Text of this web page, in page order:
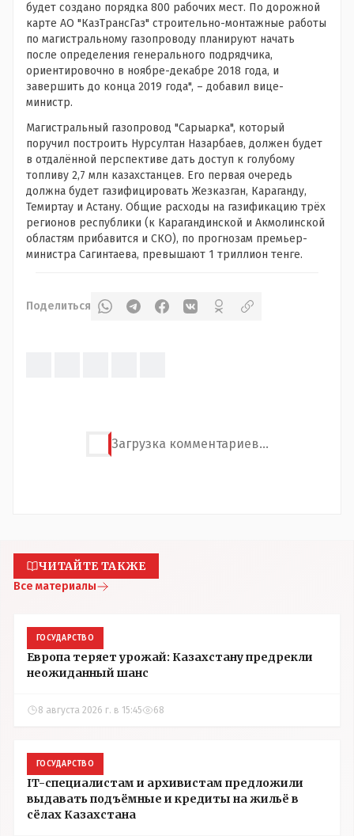
будет создано порядка 800 рабочих мест. По дорожной
карте АО "КазТрансГаз" строительно-монтажные работы
по магистральному газопроводу планируют начать
после определения генерального подрядчика,
ориентировочно в ноябре-декабре 2018 года, и
завершить до конца 2019 года", – добавил вице-
министр.
Магистральный газопровод "Сарыарка", который
поручил построить Нурсултан Назарбаев, должен будет
в отдалённой перспективе дать доступ к голубому
топливу 2,7 млн казахстанцев. Его первая очередь
должна будет газифицировать Жезказган, Караганду,
Темиртау и Астану. Общие расходы на газификацию трёх
регионов республики (к Карагандинской и Акмолинской
областям прибавится и СКО), по прогнозам премьер-
министра Сагинтаева, превышают 1 триллион тенге.
Поделиться
Загрузка комментариев...
ЧИТАЙТЕ ТАКЖЕ
Все материалы
ГОСУДАРСТВО
Европа теряет урожай: Казахстану предрекли
неожиданный шанс
8 августа 2026 г. в 15:45 68
ГОСУДАРСТВО
IT-специалистам и архивистам предложили
выдавать подъёмные и кредиты на жильё в
сёлах Казахстана